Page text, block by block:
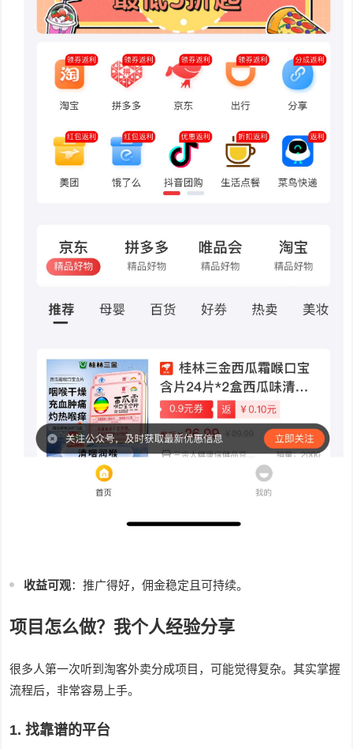
收益可观：推广得好，佣金稳定且可持续。
项目怎么做？我个人经验分享
很多人第一次听到淘客外卖分成项目，可能觉得复杂。其实掌握
流程后，非常容易上手。
1. 找靠谱的平台